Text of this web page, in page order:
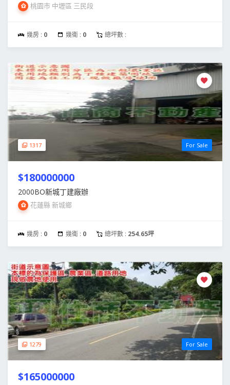
桃園市 中壢區 三民段
幾房 : 0 幾衛 : 0 總坪數 :
1317 For Sale
$180000000
2000BO新城丁建廠辦
花蓮縣 新城鄉
幾房 : 0 幾衛 : 0 總坪數 : 254.65坪
1279 For Sale
$165000000